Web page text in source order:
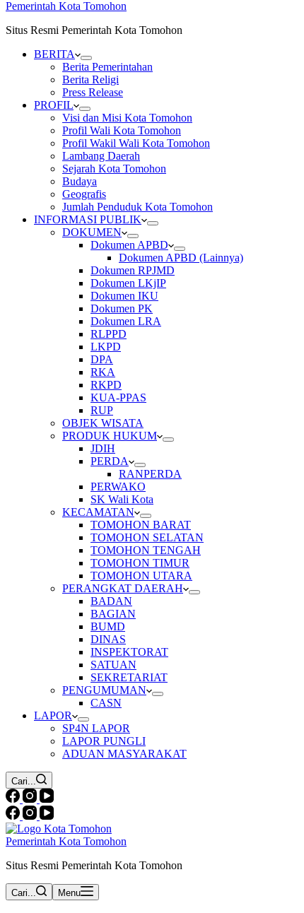
Pemerintah Kota Tomohon
Situs Resmi Pemerintah Kota Tomohon
BERITA
Berita Pemerintahan
Berita Religi
Press Release
PROFIL
Visi dan Misi Kota Tomohon
Profil Wali Kota Tomohon
Profil Wakil Wali Kota Tomohon
Lambang Daerah
Sejarah Kota Tomohon
Budaya
Geografis
Jumlah Penduduk Kota Tomohon
INFORMASI PUBLIK
DOKUMEN
Dokumen APBD
Dokumen APBD (Lainnya)
Dokumen RPJMD
Dokumen LKjIP
Dokumen IKU
Dokumen PK
Dokumen LRA
RLPPD
LKPD
DPA
RKA
RKPD
KUA-PPAS
RUP
OBJEK WISATA
PRODUK HUKUM
JDIH
PERDA
RANPERDA
PERWAKO
SK Wali Kota
KECAMATAN
TOMOHON BARAT
TOMOHON SELATAN
TOMOHON TENGAH
TOMOHON TIMUR
TOMOHON UTARA
PERANGKAT DAERAH
BADAN
BAGIAN
BUMD
DINAS
INSPEKTORAT
SATUAN
SEKRETARIAT
PENGUMUMAN
CASN
LAPOR
SP4N LAPOR
LAPOR PUNGLI
ADUAN MASYARAKAT
Cari...
Pemerintah Kota Tomohon
Situs Resmi Pemerintah Kota Tomohon
Cari... Menu